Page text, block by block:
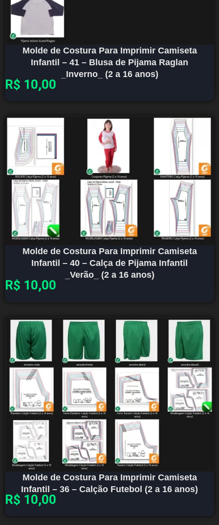
Molde de Costura Para Imprimir Camiseta
Infantil – 41 – Blusa de Pijama Raglan
_Inverno_ (2 a 16 anos)
R$ 10,00
Molde de Costura Para Imprimir Camiseta
Infantil – 40 – Calça de Pijama Infantil
_Verão_ (2 a 16 anos)
R$ 10,00
Molde de Costura Para Imprimir Camiseta
Infantil – 36 – Calção Futebol (2 a 16 anos)
R$ 10,00